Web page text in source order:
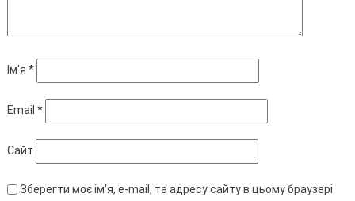
Ім'я *
Email *
Сайт
Зберегти моє ім'я, e-mail, та адресу сайту в цьому браузері